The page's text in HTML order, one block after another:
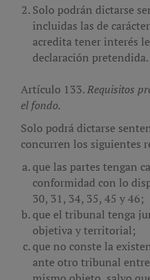
Solo podrán dictarse
incluidas las de
acredita tener interés
declaración pretendida.
Artículo 133.Requisitos
el fondo.
Solo podrá dictarse
concurren los siguientes
que las partes tengan
conformidad con lo
30, 31, 34, 35, 45 y 46;
que el tribunal tenga
objetiva y territorial;
que no conste la
ante otro tribunal